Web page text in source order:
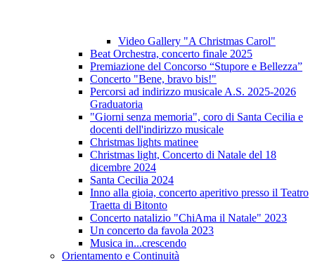
Video Gallery "A Christmas Carol"
Beat Orchestra, concerto finale 2025
Premiazione del Concorso “Stupore e Bellezza”
Concerto "Bene, bravo bis!"
Percorsi ad indirizzo musicale A.S. 2025-2026
Graduatoria
"Giorni senza memoria", coro di Santa Cecilia e
docenti dell'indirizzo musicale
Christmas lights matinee
Christmas light, Concerto di Natale del 18
dicembre 2024
Santa Cecilia 2024
Inno alla gioia, concerto aperitivo presso il Teatro
Traetta di Bitonto
Concerto natalizio "ChiAma il Natale" 2023
Un concerto da favola 2023
Musica in...crescendo
Orientamento e Continuità